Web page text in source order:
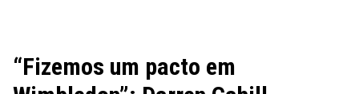
“Fizemos um pacto em